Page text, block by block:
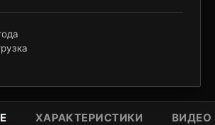
ХАРАКТЕРИСТИКИ ВИДЕО